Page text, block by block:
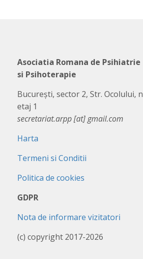
Asociatia Romana de Psihiatrie
si Psihoterapie
București, sector 2, Str. Ocolului,
etaj 1
secretariat.arpp [at] gmail.com
Harta
Termeni si Conditii
Politica de cookies
GDPR
Nota de informare vizitatori
(c) copyright 2017-2026